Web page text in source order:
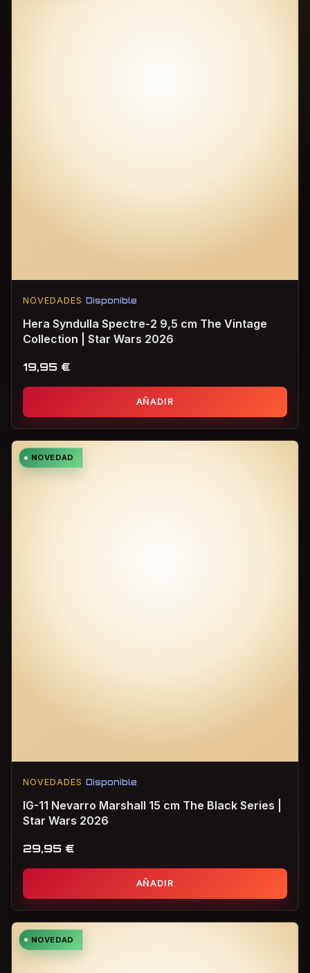
NOVEDADES Disponible
Hera Syndulla Spectre-2 9,5 cm The Vintage
Collection | Star Wars 2026
19,95 €
AÑADIR
NOVEDAD
NOVEDADES Disponible
IG-11 Nevarro Marshall 15 cm The Black Series |
Star Wars 2026
29,95 €
AÑADIR
NOVEDAD